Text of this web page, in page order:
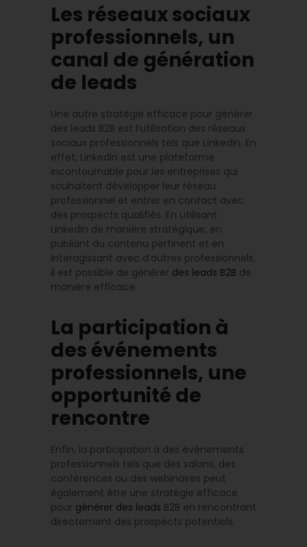
Les réseaux sociaux
professionnels, un
canal de génération
de leads
Une autre stratégie efficace pour générer
des leads B2B est l’utilisation des réseaux
sociaux professionnels tels que LinkedIn. En
effet, LinkedIn est une plateforme
incontournable pour les entreprises qui
souhaitent développer leur réseau
professionnel et entrer en contact avec
des prospects qualifiés. En utilisant
LinkedIn de manière stratégique, en
publiant du contenu pertinent et en
interagissant avec d’autres professionnels,
il est possible de générer des leads B2B de
manière efficace.
La participation à
des événements
professionnels, une
opportunité de
rencontre
Enfin, la participation à des événements
professionnels tels que des salons, des
conférences ou des webinaires peut
également être une stratégie efficace
pour générer des leads B2B en rencontrant
directement des prospects potentiels.